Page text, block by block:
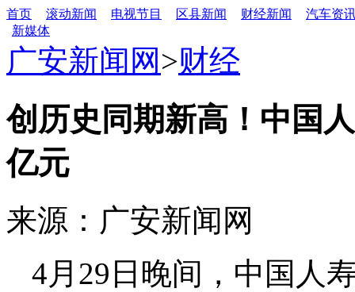
首页 滚动新闻 电视节目 区县新闻 财经新闻
汽车资
新媒体
广安新闻网 >财经
创历史同期新高！中国
亿元
来源：广安新闻网
4月29日晚间，中国人